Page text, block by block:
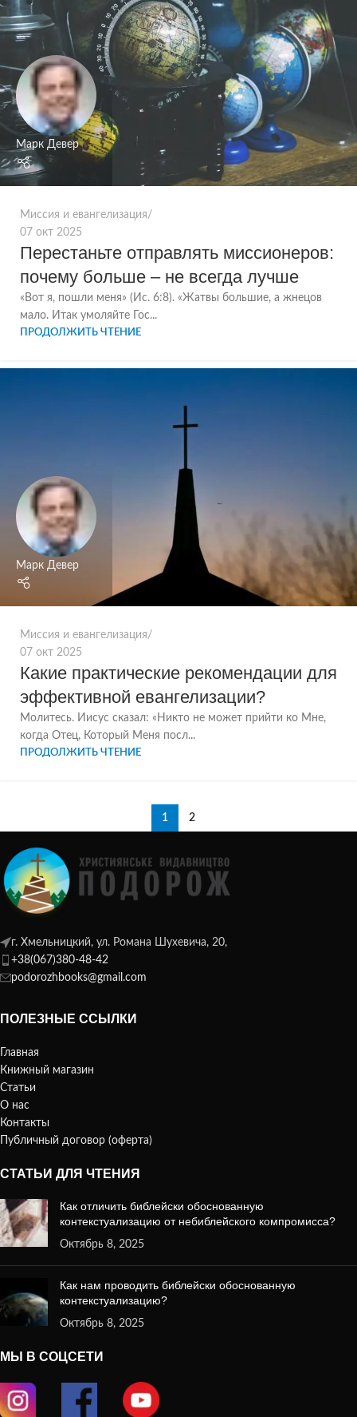
Марк Девер
Миссия и евангелизация
07 окт 2025
Перестаньте отправлять миссионеров:
почему больше – не всегда лучше
«Вот я, пошли меня» (Ис. 6:8). «Жатвы большие, а жнецов
мало. Итак умоляйте Гос...
ПРОДОЛЖИТЬ ЧТЕНИЕ
Марк Девер
Миссия и евангелизация
07 окт 2025
Какие практические рекомендации для
эффективной евангелизации?
Молитесь. Иисус сказал: «Никто не может прийти ко Мне,
когда Отец, Который Меня посл...
ПРОДОЛЖИТЬ ЧТЕНИЕ
1 2
г. Хмельницкий, ул. Романа Шухевича, 20,
+38(067)380-48-42
podorozhbooks@gmail.com
ПОЛЕЗНЫЕ ССЫЛКИ
Главная
Книжный магазин
Статьи
О нас
Контакты
Публичный договор (оферта)
СТАТЬИ ДЛЯ ЧТЕНИЯ
Как отличить библейски обоснованную
контекстуализацию от небиблейского компромисса?
Октябрь 8, 2025
Как нам проводить библейски обоснованную
контекстуализацию?
Октябрь 8, 2025
МЫ В СОЦСЕТИ